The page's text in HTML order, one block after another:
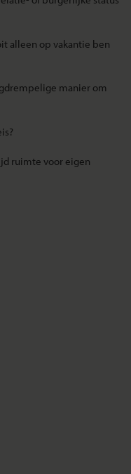
alleen op vakantie ben
manier om
ruimte voor eigen